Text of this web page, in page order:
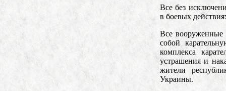
Все без
в боевых
Все вооруженные
собой
комплекса
устрашения и
жители
Украины.